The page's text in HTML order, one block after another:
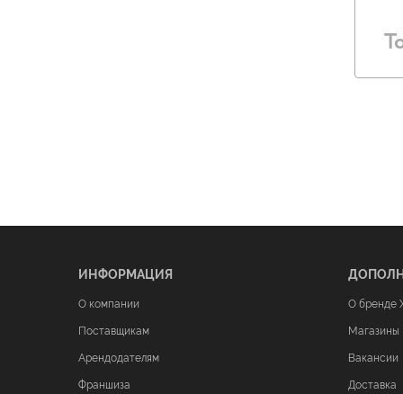
ИНФОРМАЦИЯ
О компании
Поставщикам
Арендодателям
Франшиза
О бренде
Магазины
Вакансии
Доставка